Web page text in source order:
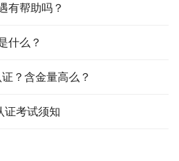
有帮助吗？
什么？
？含金量高么？
证考试须知